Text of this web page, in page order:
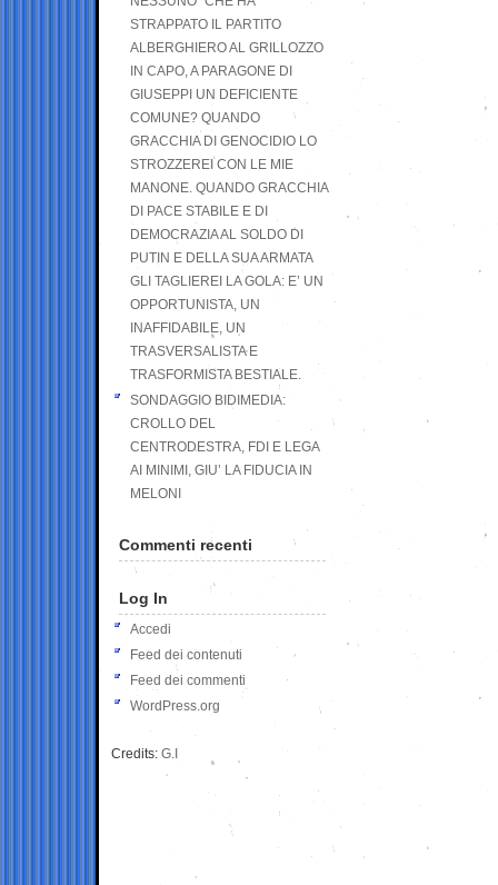
STRAPPATO IL PARTITO
ALBERGHIERO AL GRILLOZZO
IN CAPO, A PARAGONE DI
GIUSEPPI UN DEFICIENTE
COMUNE? QUANDO
GRACCHIA DI GENOCIDIO LO
STROZZEREI CON LE MIE
MANONE. QUANDO GRACCHIA
DI PACE STABILE E DI
DEMOCRAZIA AL SOLDO DI
PUTIN E DELLA SUA ARMATA
GLI TAGLIEREI LA GOLA: E’ UN
OPPORTUNISTA, UN
INAFFIDABILE, UN
TRASVERSALISTA E
TRASFORMISTA BESTIALE.
SONDAGGIO BIDIMEDIA:
CROLLO DEL
CENTRODESTRA, FDI E LEGA
AI MINIMI, GIU’ LA FIDUCIA IN
MELONI
Commenti recenti
Log In
Accedi
Feed dei contenuti
Feed dei commenti
WordPress.org
Credits: G.I